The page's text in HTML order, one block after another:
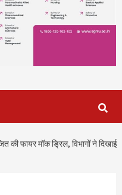
की फायर मॉक ड्रिल, विभागों ने दिखाई